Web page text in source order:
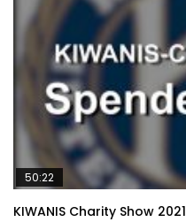
50:22
KIWANIS Charity Show 2021